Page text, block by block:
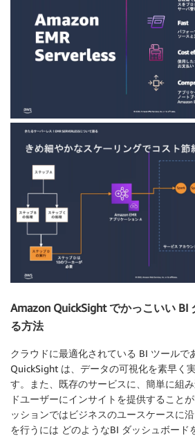
Amazon QuickSight でかっこいい BI
る方法
クラウドに最適化されている BI ツールで
QuickSight は、データの可視化を素早く
す。また、既存のサービスに、簡単に組
ドユーザーにインサイトを提供すること
ッションではビジネスのユースケースに
を行うには どのようなBI ダッシュボード